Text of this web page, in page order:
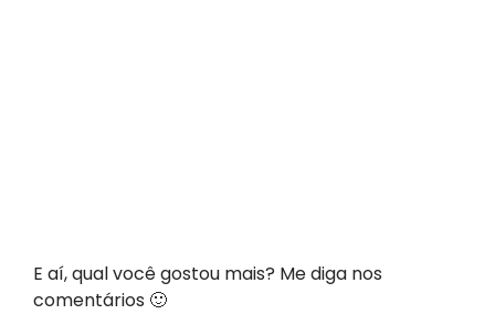
E aí, qual você gostou mais? Me diga nos
comentários 🙂